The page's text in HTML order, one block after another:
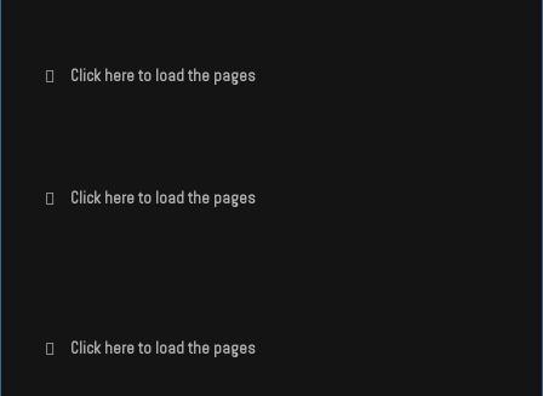
Click here to load the pages
Click here to load the pages
Click here to load the pages